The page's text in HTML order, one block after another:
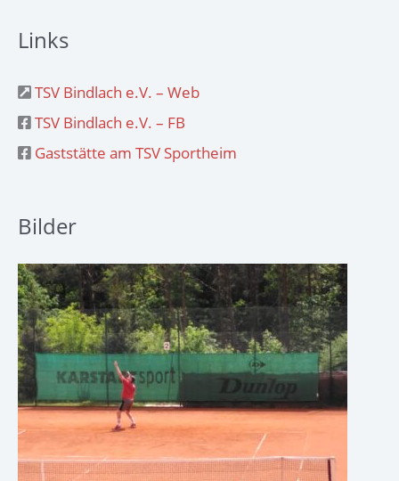
Links
TSV Bindlach e.V. – Web
TSV Bindlach e.V. – FB
Gaststätte am TSV Sportheim
Bilder